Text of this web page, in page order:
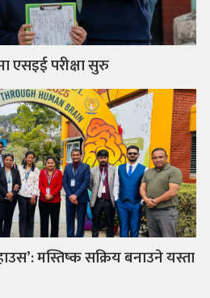
एसइई परीक्षा सुरु
मस्तिष्क सक्रिय बनाउने यस्ता